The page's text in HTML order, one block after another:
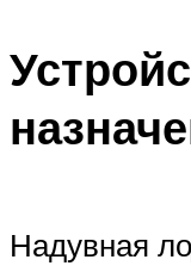
Надувная